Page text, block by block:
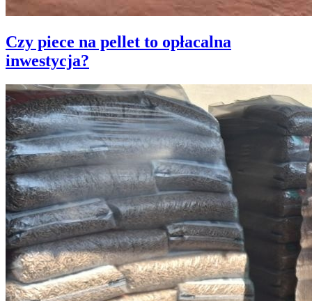
Czy piece na pellet to opłacalna
inwestycja?